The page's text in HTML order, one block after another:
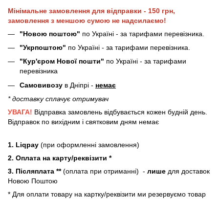
Мінімальне замовлення для відправки - 150 грн,
замовлення з меншою сумою не надсилаємо!
"Новою поштою" по Україні - за тарифами перевізника.
"Укрпоштою" по Україні - за тарифами перевізника.
"Кур'єром Нової пошти" по Україні - за тарифами
перевізника
Самовивозу в Дніпрі - немає
* доставку сплачує отримувач
УВАГА! Відправка замовлень відбувається кожен будній день.
Відправок по вихідним і святковим дням немає
1. Liqpay (при оформленні замовлення)
2. Оплата на карту/реквізити *
3. Післяплата **(оплата при отриманні) - лише для доставок
Новою Поштою
* Для оплати товару на картку/реквізити ми резервуємо товар